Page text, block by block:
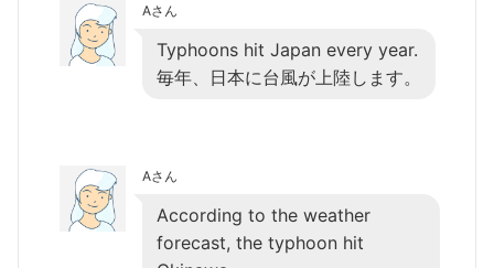
Aさん
Typhoons hit Japan every year.
毎年、日本に台風が上陸します。
Aさん
According to the weather
forecast, the typhoon hit